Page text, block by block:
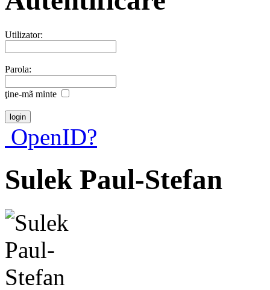
Utilizator:
Parola:
ţine-mã minte
OpenID?
Sulek Paul-Stefan